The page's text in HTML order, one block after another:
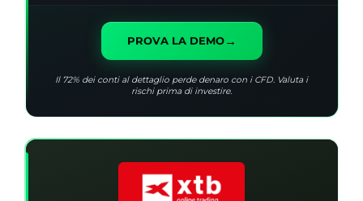
PROVA LA DEMO→
Il 72% dei conti al dettaglio perde denaro con i CFD. Valuta i
rischi prima di investire.